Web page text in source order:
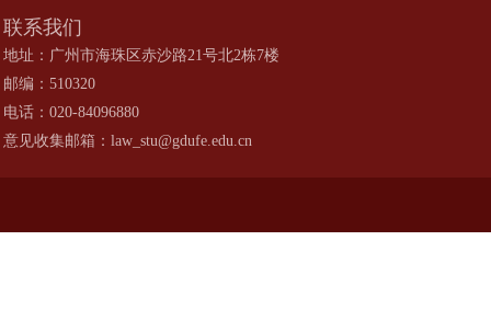
联系我们
地址：广州市海珠区赤沙路21号北2栋7楼
邮编：510320
电话：020-84096880
意见收集邮箱：law_stu@gdufe.edu.cn